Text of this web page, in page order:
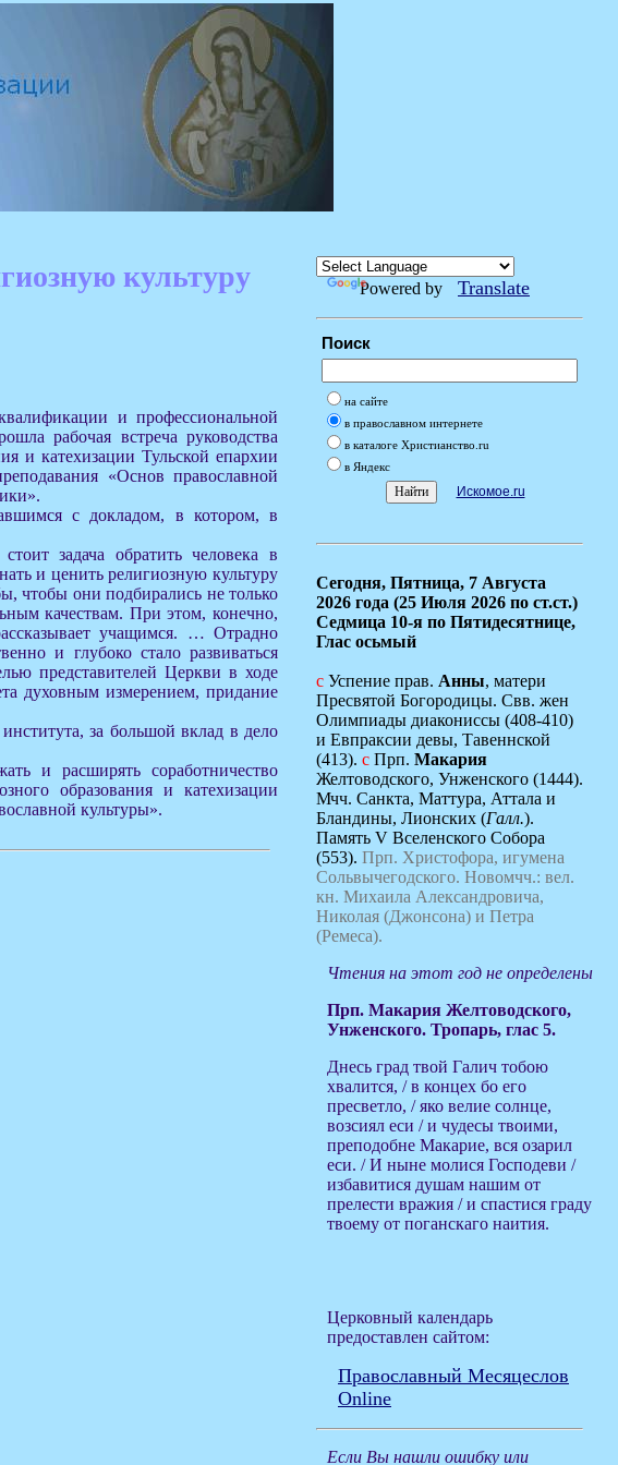
культуру
и профессиональной
рабочая встреча руководства
и катехизации Тульской епархии
«Основ православной
с докладом, в котором, в
задача обратить человека в
и ценить религиозную культуру
чтобы они подбирались не только
качествам. При этом, конечно,
учащимся. … Отрадно
и глубоко стало развиваться
представителей Церкви в ходе
духовным измерением, придание
за большой вклад в дело
и расширять соработничество
образования и катехизации
культуры».
Powered by Translate
Поиск
на сайте
в православном интернете
в каталоге Христианство.ru
в Яндекс
Искомое.ru
Сегодня, Пятница, 7 Августа
2026 года (25 Июля 2026 по ст.ст.)
Седмица 10-я по Пятидесятнице,
Глас осьмый
с Успение прав. Анны, матери
Пресвятой Богородицы. Свв. жен
Олимпиады диакониссы (408-410)
и Евпраксии девы, Тавеннской
(413). с Прп. Макария
Желтоводского, Унженского (1444).
Мчч. Санкта, Маттура, Аттала и
Бландины, Лионских (Галл.).
Память V Вселенского Собора
(553). Прп. Христофора, игумена
Сольвычегодского. Новомчч.: вел.
кн. Михаила Александровича,
Николая (Джонсона) и Петра
(Ремеса).
Чтения на этот год не определены
Прп. Макария Желтоводского,
Унженского. Тропарь, глас 5.
Днесь град твой Галич тобою
хвалится, / в концех бо его
пресветло, / яко велие солнце,
возсиял еси / и чудесы твоими,
преподобне Макарие, вся озарил
еси. / И ныне молися Господеви /
избавитися душам нашим от
прелести вражия / и спастися граду
твоему от поганскаго наития.
Церковный календарь
предоставлен сайтом:
Православный Месяцеслов
Online
Если Вы нашли ошибку или